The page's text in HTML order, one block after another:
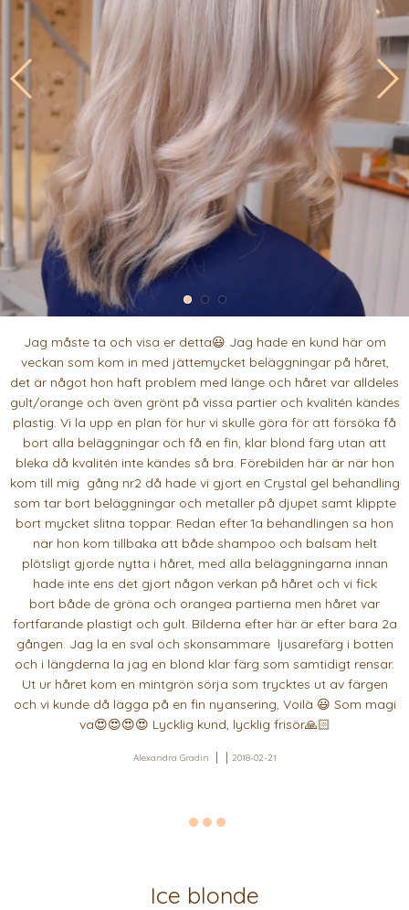
Jag måste ta och visa er detta😃 Jag hade en kund här om
veckan som kom in med jättemycket beläggningar på håret,
det är något hon haft problem med länge och håret var alldeles
gult/orange och även grönt på vissa partier och kvalitén kändes
plastig. Vi la upp en plan för hur vi skulle göra för att försöka få
bort alla beläggningar och få en fin, klar blond färg utan att
bleka då kvalitén inte kändes så bra. Förebilden här är när hon
kom till mig gång nr2 då hade vi gjort en Crystal gel behandling
som tar bort beläggningar och metaller på djupet samt klippte
bort mycket slitna toppar. Redan efter 1a behandlingen sa hon
när hon kom tillbaka att både shampoo och balsam helt
plötsligt gjorde nytta i håret, med alla beläggningarna innan
hade inte ens det gjort någon verkan på håret och vi fick
bort både de gröna och orangea partierna men håret var
fortfarande plastigt och gult. Bilderna efter här är efter bara 2a
gången. Jag la en sval och skonsammare ljusarefärg i botten
och i längderna la jag en blond klar färg som samtidigt rensar.
Ut ur håret kom en mintgrön sörja som trycktes ut av färgen
och vi kunde då lägga på en fin nyansering, Voilà 😃 Som magi
va😍😍😍😍 Lycklig kund, lycklig frisör🙏🏻
Alexandra Gradin 2018-02-21
Ice blonde